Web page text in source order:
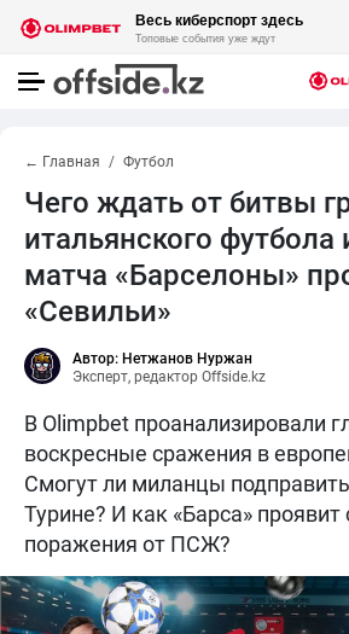
← Главная Футбол
Чего ждать от битвы
итальянского футбола
матча «Барселоны»
«Севильи»
Автор: Нетжанов Нуржан
Эксперт, редактор Offside.kz
В Olimpbet проанализировали
воскресные сражения в
Смогут ли миланцы
Турине? И как «Барса» проявит
поражения от ПСЖ?